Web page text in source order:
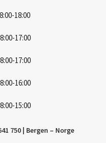
18:00
17:00
17:00
16:00
15:00
750 | Bergen – Norge